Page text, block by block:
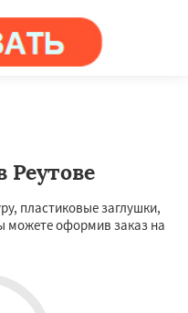
Реутове
пластиковые заглушки,
можете оформив заказ на